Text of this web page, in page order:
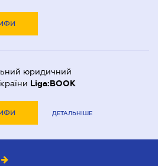
юридичний
Liga:BOOK
ДЕТАЛЬНІШЕ